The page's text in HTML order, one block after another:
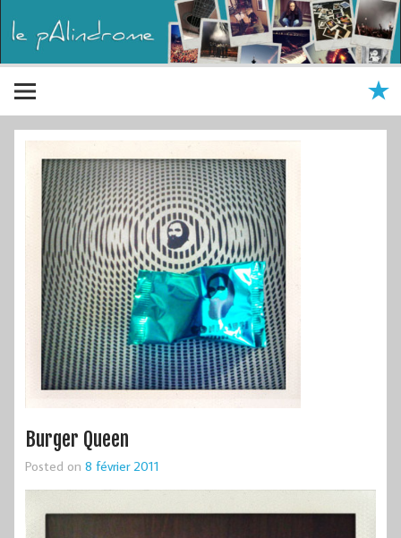
Burger Queen
Posted on 8 février 2011